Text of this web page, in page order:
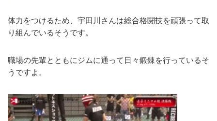
体力をつけるため、宇田川さんは総合格闘技を頑張って取
り組んでいるそうです。
職場の先輩とともにジムに通って日々鍛錬を行っているそ
うですよ。